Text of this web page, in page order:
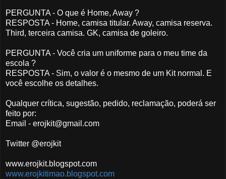
PERGUNTA - O que é Home, Away ?
RESPOSTA - Home, camisa titular. Away, camisa reserva.
Third, terceira camisa. GK, camisa de goleiro.
PERGUNTA - Você cria um uniforme para o meu time da
escola ?
RESPOSTA - Sim, o valor é o mesmo de um Kit normal. E
você escolhe os detalhes.
Qualquer crítica, sugestão, pedido, reclamação, poderá ser
feito por:
Email - erojkit@gmail.com
Twitter @erojkit
www.erojkit.blogspot.com
www.erojkitimao.blogspot.com